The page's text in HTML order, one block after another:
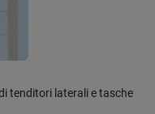
tenditori laterali e tasche